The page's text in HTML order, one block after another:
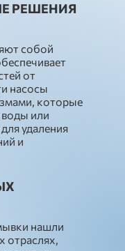
РЕШЕНИЯ
собой
от
насосы
которые
или
удаления
и
нашли
отраслях,